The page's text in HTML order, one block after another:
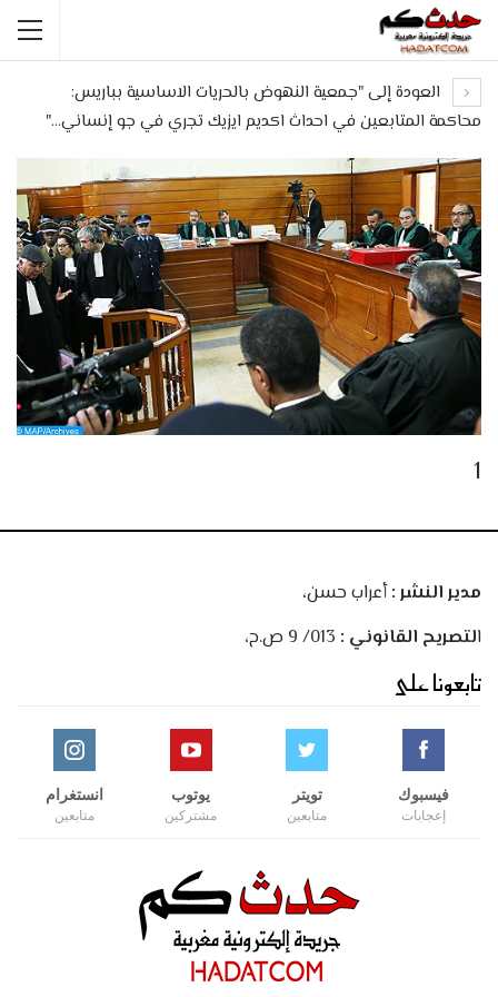
العودة إلى "جمعية النهوض بالحريات الاساسية بباريس:
محاكمة المتابعين في احداث اكديم ايزيك تجري في جو إنساني…"
1
مدير النشر :أعراب حسن،
التصريح القانوني :
تابعونا على
فيسبوك
إعجابات
تويتر
متابعين
يوتوب
مشتركين
انستغرام
متابعين